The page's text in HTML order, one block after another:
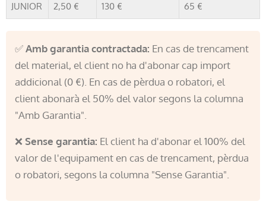
JUNIOR 2,50 € 130 € 65 €
✅Amb garantia contractada: En cas de trencament
del material, el client no ha d'abonar cap import
addicional (0 €). En cas de pèrdua o robatori, el
client abonarà el 50% del valor segons la columna
"Amb Garantia".
❌ Sense garantia: El client ha d'abonar el 100% del
valor de l'equipament en cas de trencament, pèrdua
o robatori, segons la columna "Sense Garantia".